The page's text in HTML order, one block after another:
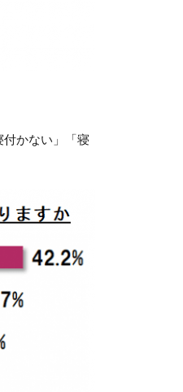
付かない」「寝